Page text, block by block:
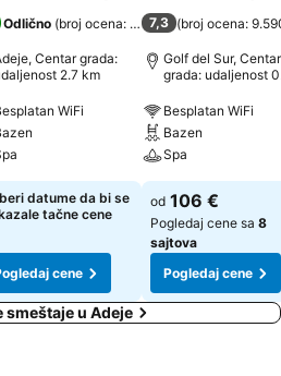
Odlično (broj ocena: 2.262)
Centar grada:
2.7 km
WiFi
datume da bi se
tačne cene
cene
7,3 (broj ocena:
Golf del Sur, Centar
grada: udaljenost
Besplatan WiFi
Bazen
Spa
od 106 €
Pogledaj cene sa 8
sajtova
Pogledaj cene
smeštaje u Adeje